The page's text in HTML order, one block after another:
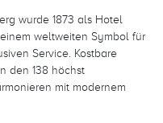
wurde 1873 als Hotel
weltweiten Symbol für
Service. Kostbare
den 138 höchst
mit modernem